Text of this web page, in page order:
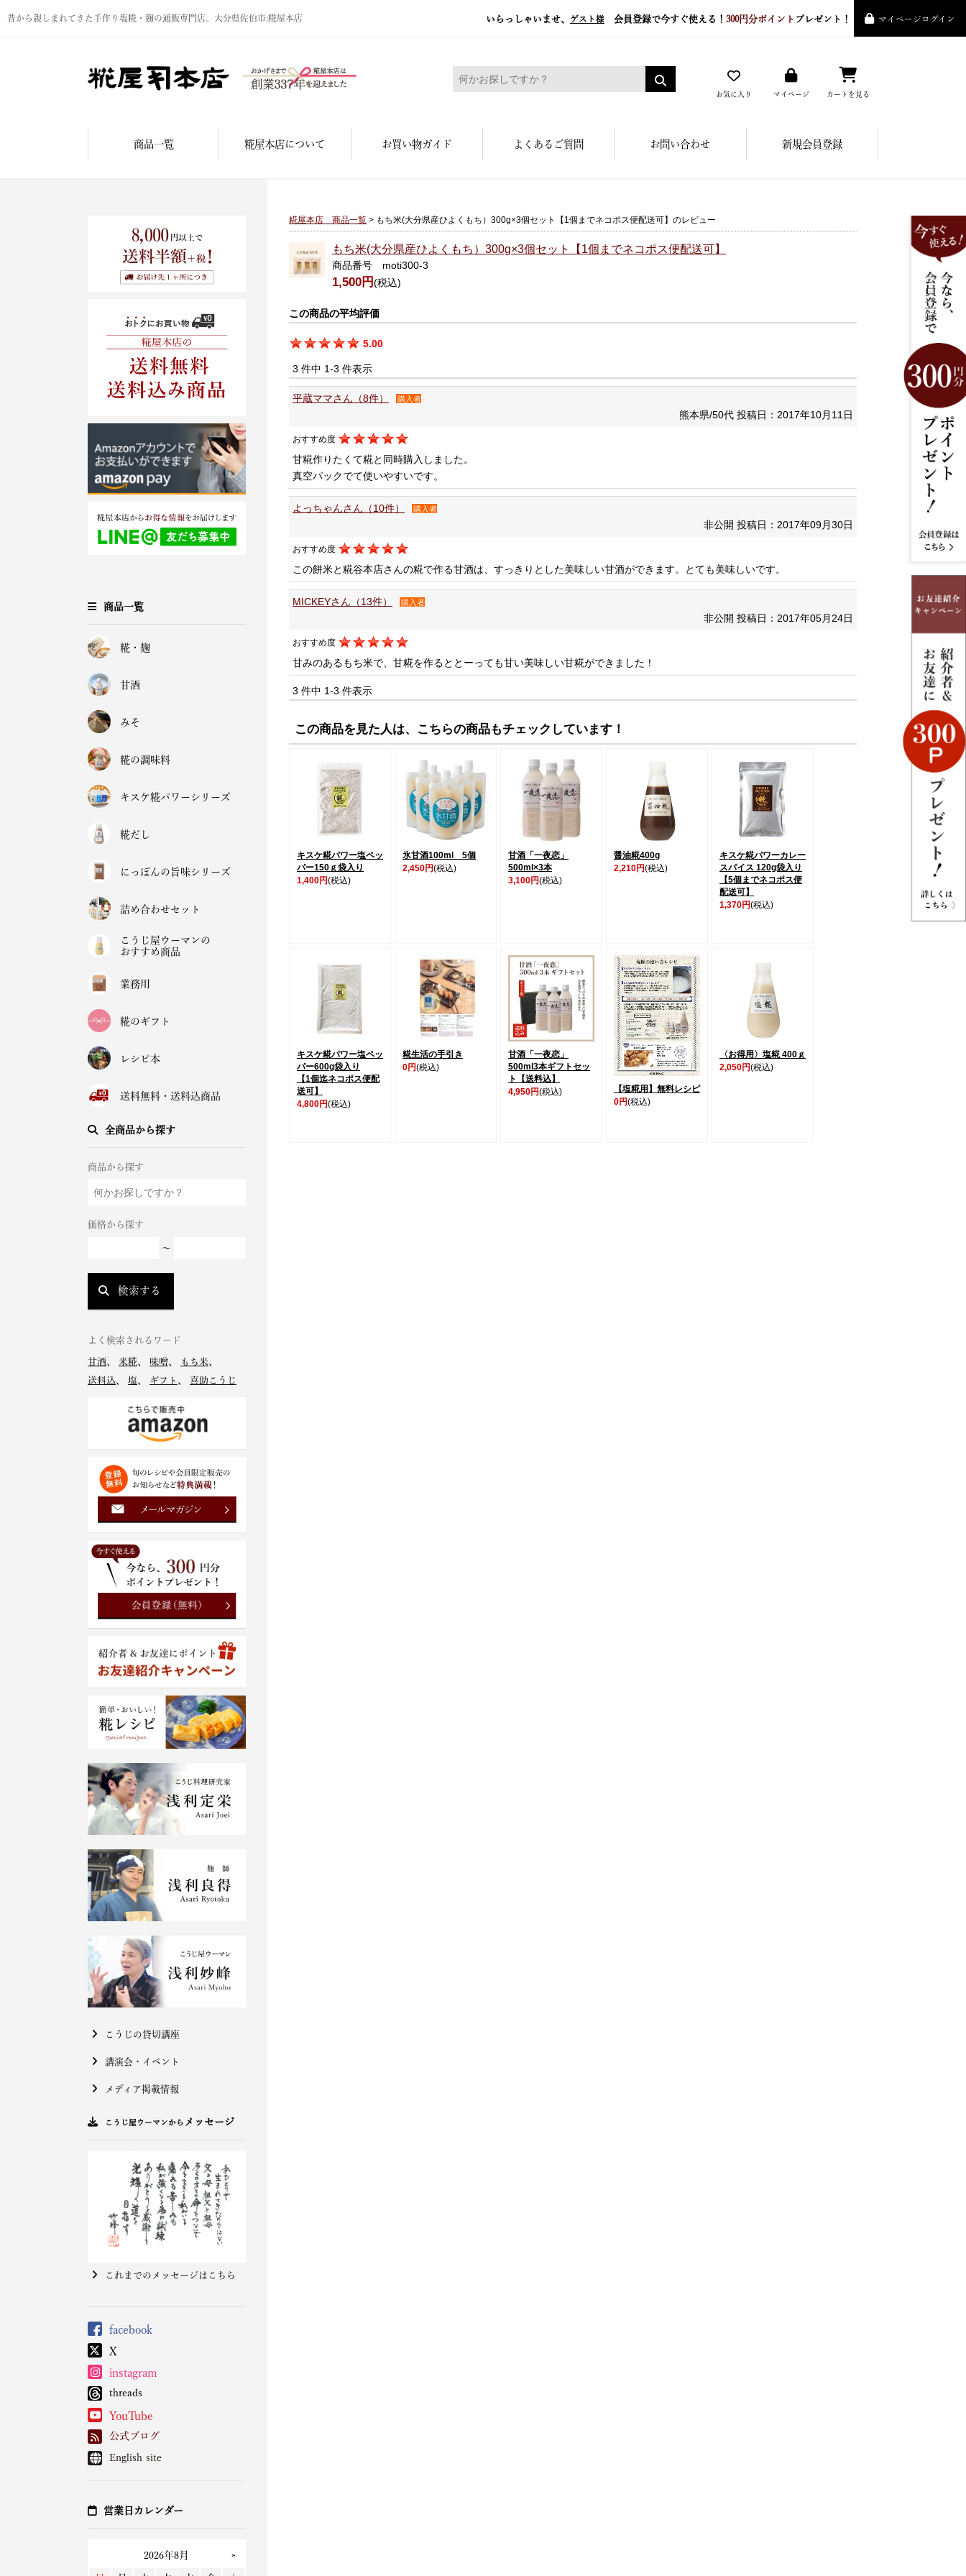
昔から親しまれてきた手作り塩糀・麹の通販専門店。大分県佐伯市:糀屋本店 いらっしゃいませ、 ゲスト様 会員登録で今すぐ使える！ 300円分ポイント プレゼント！ マイページログイン
糀屋本店 - 元禄二年。創業三百余年の味
お気に入り マイページ カートを見る
商品一覧 糀屋本店について お買い物ガイド よくあるご質問 お問い合わせ 新規会員登録
商品一覧
糀・麹
甘酒
みそ
糀の調味料
キスケ糀パワーシリーズ
糀だし
にっぽんの旨味シリーズ
詰め合わせセット
こうじ屋ウーマンの
おすすめ商品
業務用
糀のギフト
レシピ本
送料無料・送料込商品
全商品から探す
商品から探す
価格から探す
～
検索する
よく検索されるワード
甘酒 米糀 味噌 もち米
送料込
塩 ギフト 喜助こうじ
こうじの貸切講座
講演会・イベント
メディア掲載情報
こうじ屋ウーマンから メッセージ
これまでのメッセージはこちら
facebook
X
instagram
threads
YouTube
公式ブログ
English site
営業日カレンダー
糀屋本店 商品一覧 > もち米(大分県産ひよくもち）300g×3個セット【1個までネコポス便配送可】のレビュー
もち米(大分県産ひよくもち）300g×3個セット【1個までネコポス便配送可】
商品番号 moti300-3
1,500円(税込)
この商品の平均評価
5.00
3 件中 1-3 件表示
平蔵ママさん（8件） 購入者
熊本県/50代 投稿日：2017年10月11日
おすすめ度
甘糀作りたくて糀と同時購入しました。
真空パックでて使いやすいです。
よっちゃんさん（10件） 購入者
非公開 投稿日：2017年09月30日
おすすめ度
この餅米と糀谷本店さんの糀で作る甘酒は、すっきりとした美味しい甘酒ができます。とても美味しいです。
MICKEYさん（13件） 購入者
非公開 投稿日：2017年05月24日
おすすめ度
甘みのあるもち米で、甘糀を作るととーっても甘い美味しい甘糀ができました！
3 件中 1-3 件表示
この商品を見た人は、こちらの商品もチェックしています！
キスケ糀パワー塩ペッ
パー150ｇ袋入り
1,400円(税込)
氷甘酒100ml 5個
2,450円(税込)
甘酒「一夜恋」
500ml×3本
3,100円(税込)
醤油糀400g
2,210円(税込)
キスケ糀パワーカレー
スパイス 120g袋入り
【5個までネコポス便
配送可】
1,370円(税込)
キスケ糀パワー塩ペッ
パー600g袋入り
【1個迄ネコポス便配
送可】
4,800円(税込)
糀生活の手引き
0円(税込)
甘酒「一夜恋」
500ml3本ギフトセッ
ト【送料込】
4,950円(税込)
【塩糀用】無料レシピ
0円(税込)
〈お得用〉塩糀 400ｇ
2,050円(税込)